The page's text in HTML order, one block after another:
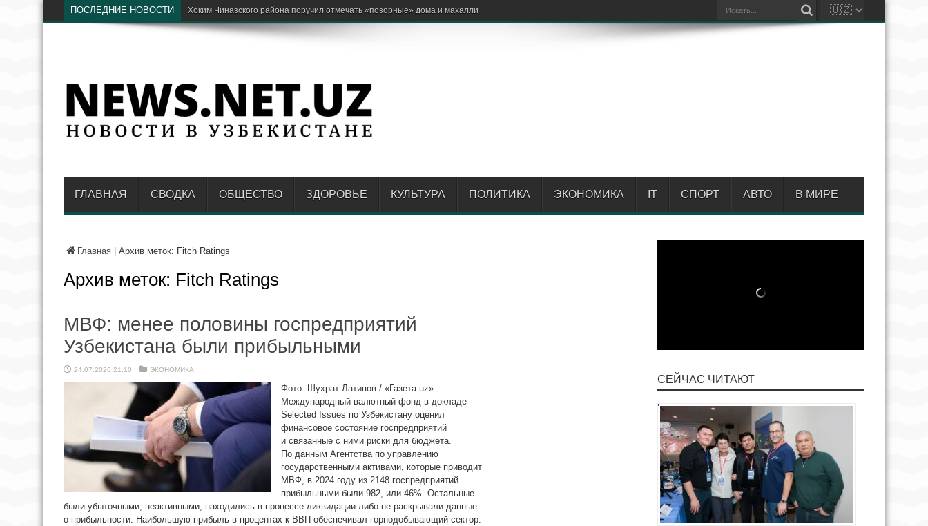
ПОСЛЕДНИЕ НОВОСТИ Парки Ташкента хотят со
ГЛАВНАЯ СВОДКА ОБЩЕСТВО ЗДОРОВЬЕ КУЛЬТУРА ПОЛИТИКА ЭКОНОМИКА IT СПОРТ АВТО В МИРЕ
Главная Архив меток: Fitch Ratings
Архив меток: Fitch Ratings
МВФ: менее половины госпредприятий
Узбекистана были прибыльными
24.07.2026 21:10 ЭКОНОМИКА
Фото: Шухрат Латипов / «Газета.uz»
Международный валютный фонд в докладе
Selected Issues по Узбекистану оценил
финансовое состояние госпредприятий
и связанные с ними риски для бюджета.
По данным Агентства по управлению
государственными активами, которые приводит
МВФ, в 2024 году из 2148 госпредприятий
прибыльными были 982, или 46%. Остальные
были убыточными, неактивными, находились в процессе ликвидации либо не раскрывали данные
о прибыльности. Наибольшую прибыль в процентах к ВВП обеспечивал горнодобывающий сектор.
СЕЙЧАС ЧИТАЮТ